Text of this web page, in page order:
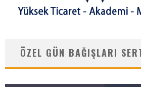
ÖZEL GÜN BAĞIŞLARI